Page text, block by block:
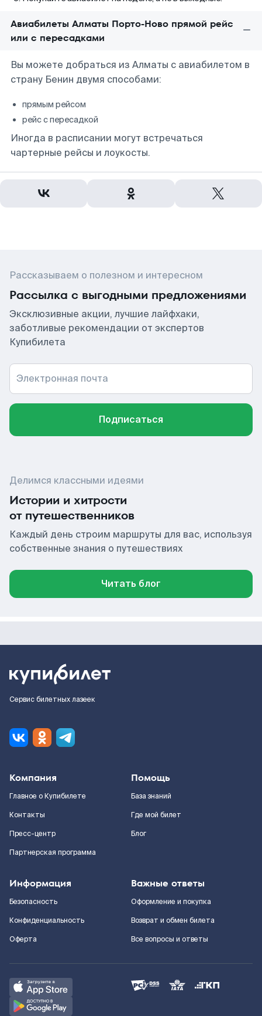
Авиабилеты Алматы Порто-Ново прямой рейс
или с пересадками
Вы можете добраться из Алматы с авиабилетом в
страну Бенин двумя способами:
прямым рейсом
рейс с пересадкой
Иногда в расписании могут встречаться
чартерные рейсы и лоукосты.
Рассказываем о полезном и интересном
Рассылка с выгодными предложениями
Эксклюзивные акции, лучшие лайфхаки,
заботливые рекомендации от экспертов
Купибилета
Электронная почта
Подписаться
Делимся классными идеями
Истории и хитрости
от путешественников
Каждый день строим маршруты для вас, используя
собственные знания о путешествиях
Читать блог
Сервис билетных лазеек
Компания
Главное о Купибилете
Контакты
Пресс-центр
Партнерская программа
Помощь
База знаний
Где мой билет
Блог
Информация
Безопасность
Конфиденциальность
Оферта
Важные ответы
Оформление и покупка
Возврат и обмен билета
Все вопросы и ответы